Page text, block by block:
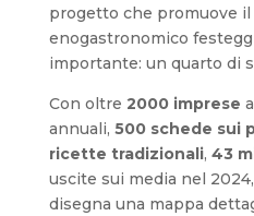
progetto che promuove
enogastronomico
importante: un quarto di
Con oltre 2000 imprese
annuali, 500 schede sui
ricette tradizionali, 43
uscite sui media nel
disegna una mappa